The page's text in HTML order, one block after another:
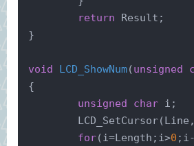
return Result;
}
void LCD_ShowNum(unsigned
{
unsigned
char i;
for(i=Length;i>0